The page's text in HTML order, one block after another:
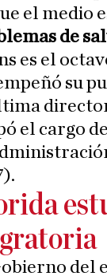
el medio
de
es el
su
el cargo
del